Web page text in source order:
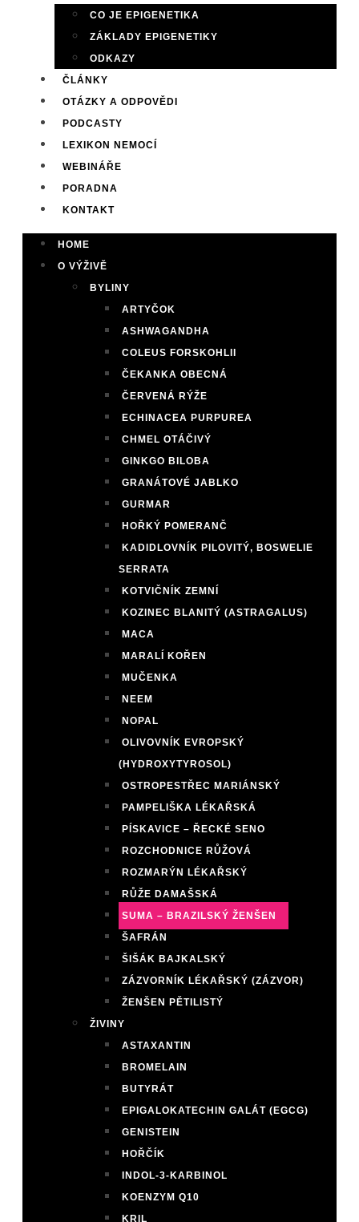
CO JE EPIGENETIKA
ZÁKLADY EPIGENETIKY
ODKAZY
ČLÁNKY
OTÁZKY A ODPOVĚDI
PODCASTY
LEXIKON NEMOCÍ
WEBINÁŘE
PORADNA
KONTAKT
HOME
O VÝŽIVĚ
BYLINY
ARTYČOK
ASHWAGANDHA
COLEUS FORSKOHLII
ČEKANKA OBECNÁ
ČERVENÁ RÝŽE
ECHINACEA PURPUREA
CHMEL OTÁČIVÝ
GINKGO BILOBA
GRANÁTOVÉ JABLKO
GURMAR
HOŘKÝ POMERANČ
KADIDLOVNÍK PILOVITÝ, BOSWELIE
SERRATA
KOTVIČNÍK ZEMNÍ
KOZINEC BLANITÝ (ASTRAGALUS)
MACA
MARALÍ KOŘEN
MUČENKA
NEEM
NOPAL
OLIVOVNÍK EVROPSKÝ
(HYDROXYTYROSOL)
OSTROPESTŘEC MARIÁNSKÝ
PAMPELIŠKA LÉKAŘSKÁ
PÍSKAVICE – ŘECKÉ SENO
ROZCHODNICE RŮŽOVÁ
ROZMARÝN LÉKAŘSKÝ
RŮŽE DAMAŠSKÁ
SUMA – BRAZILSKÝ ŽENŠEN
ŠAFRÁN
ŠIŠÁK BAJKALSKÝ
ZÁZVORNÍK LÉKAŘSKÝ (ZÁZVOR)
ŽENŠEN PĚTILISTÝ
ŽIVINY
ASTAXANTIN
BROMELAIN
BUTYRÁT
EPIGALOKATECHIN GALÁT (EGCG)
GENISTEIN
HOŘČÍK
INDOL-3-KARBINOL
KOENZYM Q10
KRIL